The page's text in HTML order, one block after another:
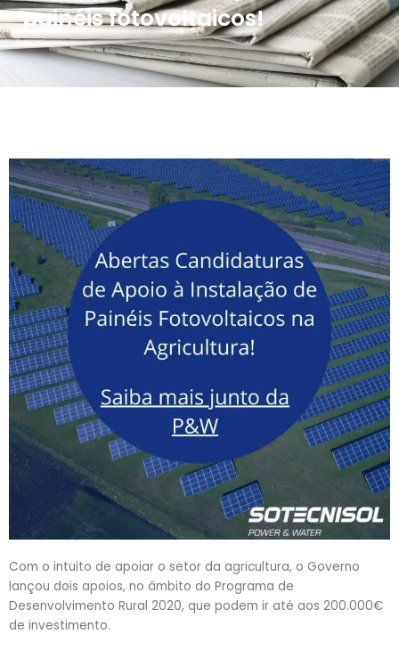
painéis fotovoltaicos!
Com o intuito de apoiar o setor da agricultura, o Governo
lançou dois apoios, no âmbito do Programa de
Desenvolvimento Rural 2020, que podem ir até aos 200.000€
de investimento.